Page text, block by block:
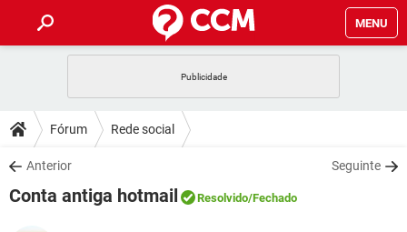
MENU
CELULAR
OUTLOOK
INSTAGRAM GMAIL
DICAS
JOGOS
DOWNLOADS
JOGOS WHATSAPP
Fórum Rede social
Anterior Seguinte
Conta antiga hotmail Resolvido/Fechado